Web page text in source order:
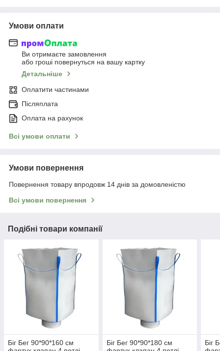
Умови оплати
Ви отримаєте замовлення
або гроші повернуться на вашу картку
Детальніше
Оплатити частинами
Післяплата
Оплата на рахунок
Всі умови оплати
Умови повернення
Повернення товару впродовж 14 днів за домовленістю
Всі умови повернення
Подібні товари компанії
Біг Бег 90*90*160 см
Біг Бег 90*90*180 см
Біг